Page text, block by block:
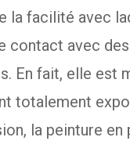
la facilité avec
contact avec
En fait, elle est
totalement
la peinture